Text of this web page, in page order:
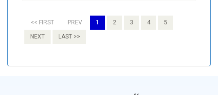
<< FIRST PREV 1 2 3 4 5
NEXT LAST >>